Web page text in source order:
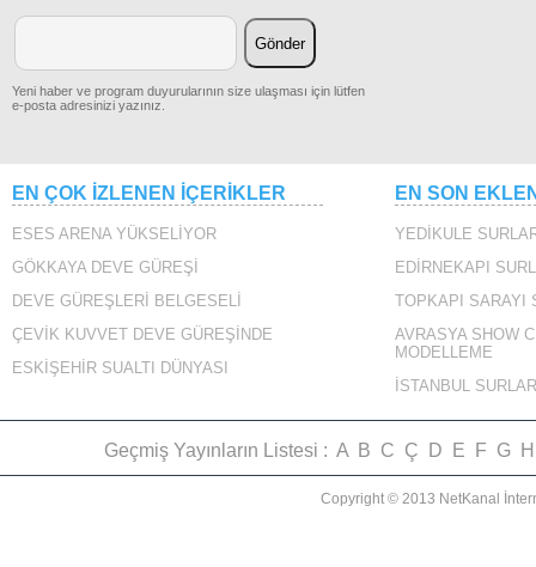
Yeni haber ve program duyurularının size ulaşması için lütfen
e-posta adresinizi yazınız.
EN ÇOK İZLENEN İÇERİKLER
ESES ARENA YÜKSELİYOR
GÖKKAYA DEVE GÜREŞİ
DEVE GÜREŞLERİ BELGESELİ
ÇEVİK KUVVET DEVE GÜREŞİNDE
ESKİŞEHİR SUALTI DÜNYASI
EN SON
YEDİKULE
EDİRNEKAPI
TOPKAPI SARAYI
AVRASYA SHOW
MODELLEME
İSTANBUL
Geçmiş Yayınların Listesi : A B C Ç D E F G H
Copyright © 2013 NetKanal